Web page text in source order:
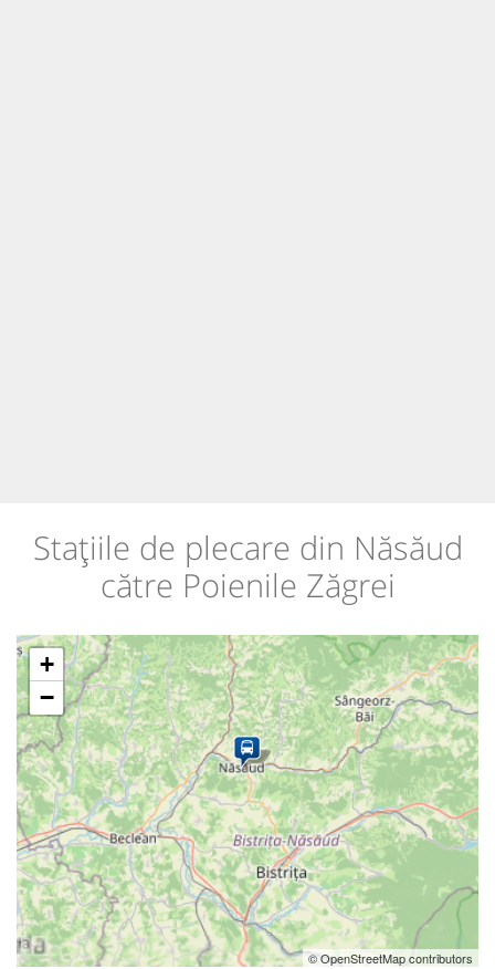
Stațiile de plecare din Năsăud
către Poienile Zăgrei
+
−
© OpenStreetMap contributors